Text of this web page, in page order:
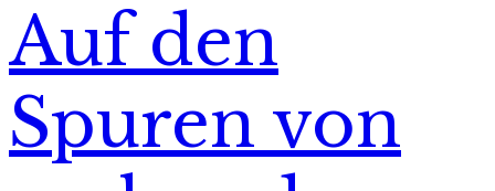
Auf den
Spuren von